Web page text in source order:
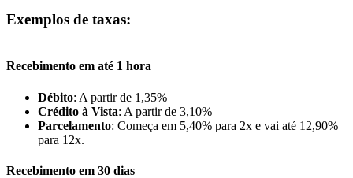
Exemplos de taxas:
Recebimento em até 1 hora
Débito: A partir de 1,35%
Crédito à Vista: A partir de 3,10%
Parcelamento: Começa em 5,40% para 2x e vai até 12,90%
para 12x.
Recebimento em 30 dias